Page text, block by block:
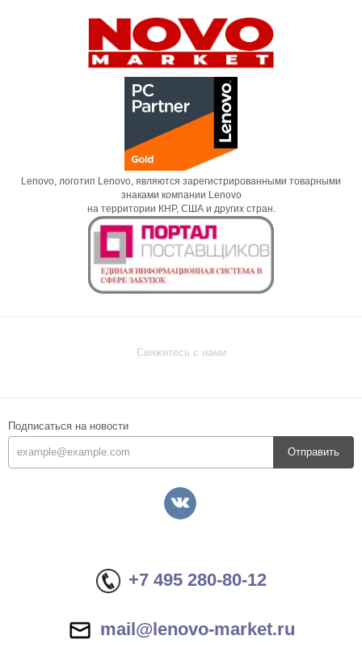
Lenovo, логотип Lenovo, являются зарегистрированными товарными
знаками компании Lenovo
на территории КНР, США и других стран.
Свяжитесь с нами
Подписаться на новости
Отправить
+7 495 280-80-12
mail@lenovo-market.ru